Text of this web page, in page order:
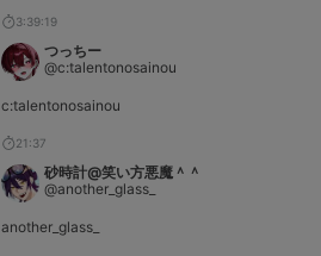
3:39:19
つっちー
@c:talentonosainou
c:talentonosainou
21:37
砂時計@笑い方悪魔＾＾
@another_glass_
another_glass_